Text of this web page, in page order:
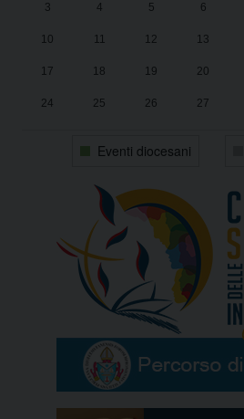
3 4 5 6
10 11 12 13
17 18 19 20
24 25 26 27
Eventi diocesani